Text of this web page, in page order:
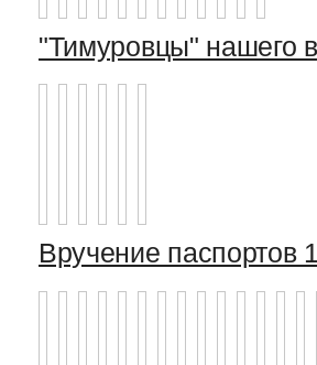
"Тимуровцы" нашего
Вручение паспортов